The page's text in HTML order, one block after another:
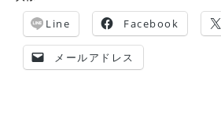
Line Facebook
メールアドレス